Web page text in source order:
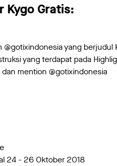
Kygo Gratis:
yang berjudul
yang terdapat pada
mention @gotixindonesia
24 - 26 Oktober 2018